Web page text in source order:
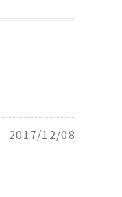
2017/12/08